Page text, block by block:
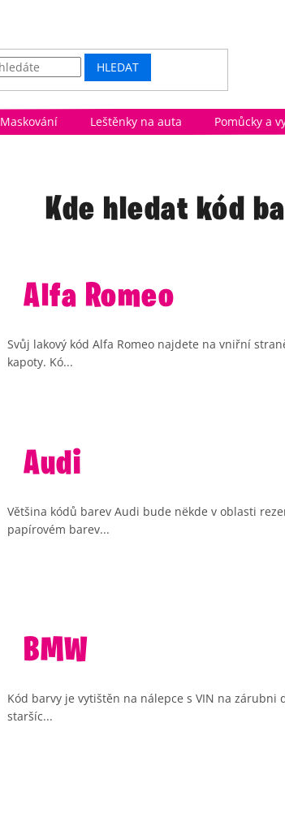
HLEDAT
Maskování Leštěnky na auta Pomůcky a
Kde hledat kód
Alfa Romeo
Svůj lakový kód Alfa Romeo najdete na vniřní
kapoty. Kó...
Audi
Většina kódů barev Audi bude nëkde v oblasti
papírovém barev...
BMW
Kód barvy je vytištěn na nálepce s VIN na
staršíc...